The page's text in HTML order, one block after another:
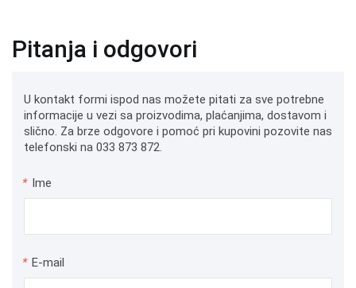
Pitanja i odgovori
U kontakt formi ispod nas možete pitati za sve potrebne
informacije u vezi sa proizvodima, plaćanjima, dostavom i
slično. Za brze odgovore i pomoć pri kupovini pozovite nas
telefonski na 033 873 872.
* Ime
* E-mail